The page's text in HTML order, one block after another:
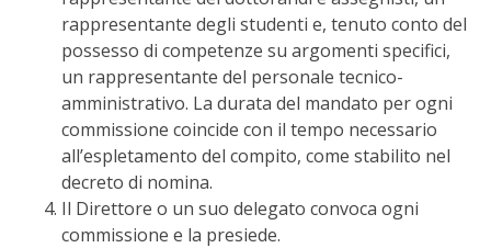
rappresentante degli studenti e, tenuto conto del
possesso di competenze su argomenti specifici,
un rappresentante del personale tecnico-
amministrativo. La durata del mandato per ogni
commissione coincide con il tempo necessario
all’espletamento del compito, come stabilito nel
decreto di nomina.
Il Direttore o un suo delegato convoca ogni
commissione e la presiede.